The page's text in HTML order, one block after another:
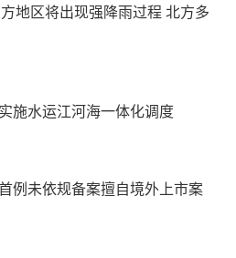
地区将出现强降雨过程 北方多
施水运江河海一体化调度
例未依规备案擅自境外上市案